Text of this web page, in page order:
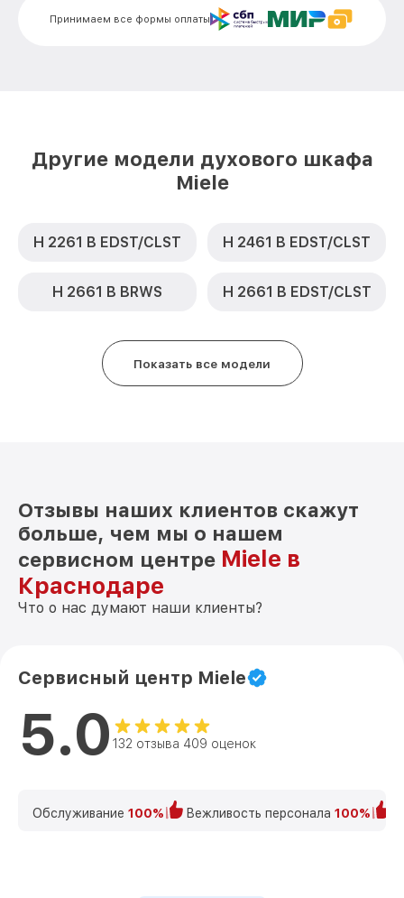
Принимаем все формы оплаты
Другие модели духового шкафа
Miele
H 2261 B EDST/CLST H 2461 B EDST/CLST
H 2661 B BRWS H 2661 B EDST/CLST
Показать все модели
Отзывы наших клиентов скажут
больше, чем мы о нашем
сервисном центре Miele в
Краснодаре
Что о нас думают наши клиенты?
Сервисный центр Miele
5.0 132 отзыва 409 оценок
Обслуживание 100% Вежливость персонала 100%